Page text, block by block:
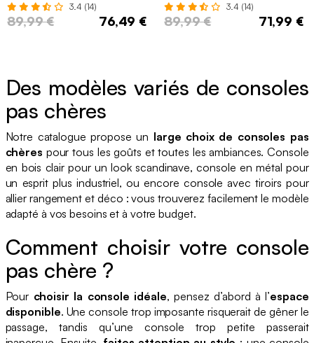
3.4 (14)
89,99 € 76,49 €
3.4 (14)
89,99 € 71,99 €
Des modèles variés de consoles
pas chères
Notre catalogue propose un large choix de consoles pas
chères pour tous les goûts et toutes les ambiances. Console
en bois clair pour un look scandinave, console en métal pour
un esprit plus industriel, ou encore console avec tiroirs pour
allier rangement et déco : vous trouverez facilement le modèle
adapté à vos besoins et à votre budget.
Comment choisir votre console
pas chère ?
Pour choisir la console idéale, pensez d’abord à l’espace
disponible. Une console trop imposante risquerait de gêner le
passage, tandis qu’une console trop petite passerait